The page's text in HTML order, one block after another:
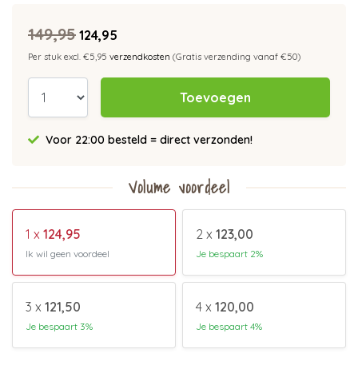
149,95 124,95
Per stuk excl. €5,95 verzendkosten (Gratis verzending vanaf €50)
Toevoegen
Voor 22:00 besteld = direct verzonden!
Volume voordeel
1 x 124,95
Ik wil geen voordeel
2 x 123,00
Je bespaart 2%
3 x 121,50
Je bespaart 3%
4 x 120,00
Je bespaart 4%